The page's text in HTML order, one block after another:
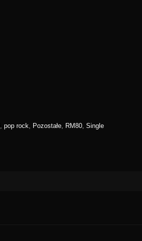
, pop rock, Pozostałe, RM80, Single